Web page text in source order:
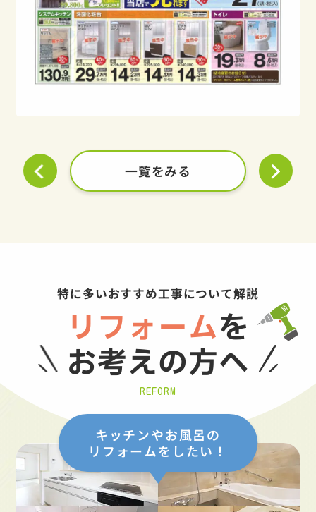
一覧をみる
特に多いおすすめ工事について解説
リフォームを
お考えの方へ
REFORM
キッチンやお風呂の
リフォームをしたい！